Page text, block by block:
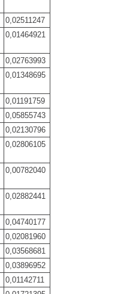
0,02511247
0,01464921
0,02763993
0,01348695
0,01191759
0,05855743
0,02130796
0,02806105
0,00782040
0,02882441
0,04740177
0,02081960
0,03568681
0,03896952
0,01142711